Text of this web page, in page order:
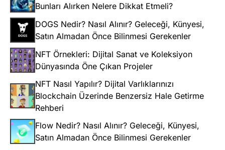
Bunları Alırken Nelere Dikkat Etmeli?
DOGS Nedir? Nasıl Alınır? Geleceği, Künyesi,
Satın Almadan Önce Bilinmesi Gerekenler
NFT Örnekleri: Dijital Sanat ve Koleksiyon
Dünyasında Öne Çıkan Projeler
NFT Nasıl Yapılır? Dijital Varlıklarınızı
Blockchain Üzerinde Benzersiz Hale Getirme
Rehberi
Flow Nedir? Nasıl Alınır? Geleceği, Künyesi,
Satın Almadan Önce Bilinmesi Gerekenler